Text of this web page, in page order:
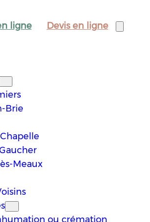
ligne Devisen ligne
Brie
Meaux
ou crémation